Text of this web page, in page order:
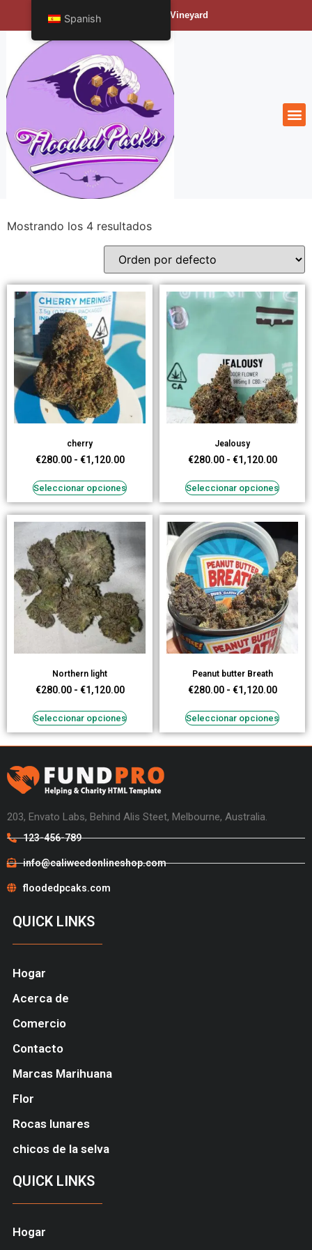
Bengals Vineyard
Mostrando los 4 resultados
cherry
€280.00 - €1,120.00
Seleccionar opciones
Jealousy
€280.00 - €1,120.00
Seleccionar opciones
Northern light
€280.00 - €1,120.00
Seleccionar opciones
Peanut butter Breath
€280.00 - €1,120.00
Seleccionar opciones
203, Envato Labs, Behind Alis Steet, Melbourne, Australia.
123-456-789
info@caliweedonlineshop.com
floodedpcaks.com
QUICK LINKS
Hogar
Acerca de
Comercio
Contacto
Marcas Marihuana
Flor
Rocas lunares
chicos de la selva
QUICK LINKS
Hogar
Spanish